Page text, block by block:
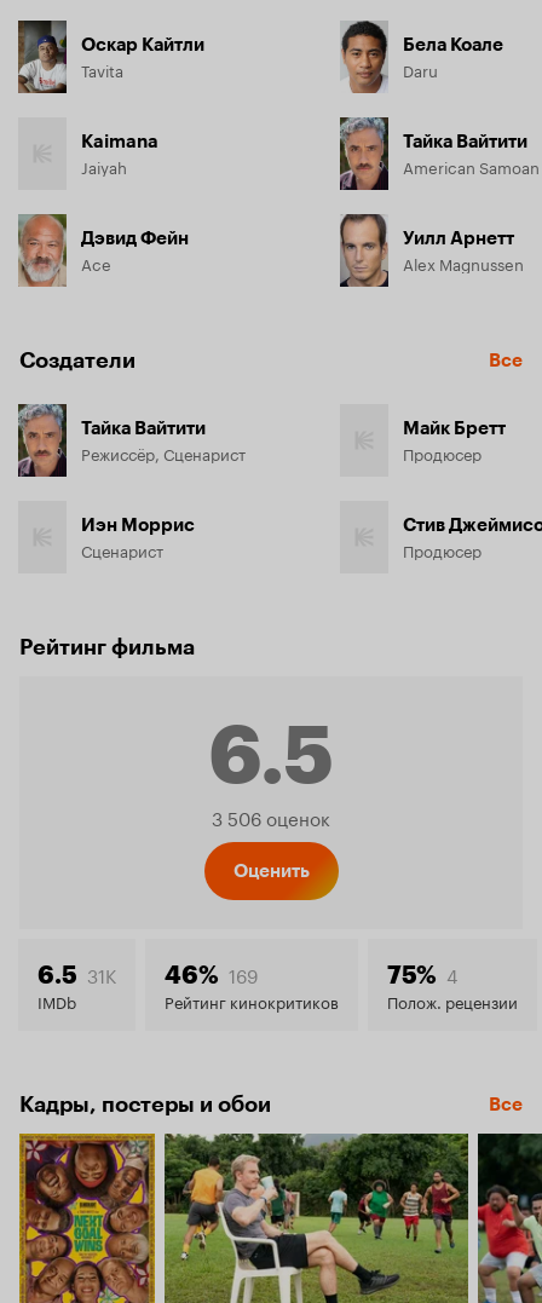
Оскар Кайтли
Tavita
Kaimana
Jaiyah
Дэвид Фейн
Ace
Бела Коале
Daru
Тайка Вайтити
American
Уилл Арнетт
Alex Magnussen
Создатели Все
Тайка Вайтити
Режиссёр, Сценарист
Иэн Моррис
Сценарист
Майк Бретт
Продюсер
Стив
Продюсер
Рейтинг фильма
6.5
Рейтинг
6.5
3 506 оценок
Оценить
6.5 31K
IMDb
46% 169
Рейтинг кинокритиков
75% 4
Полож. рецензии
Кадры, постеры и обои Все